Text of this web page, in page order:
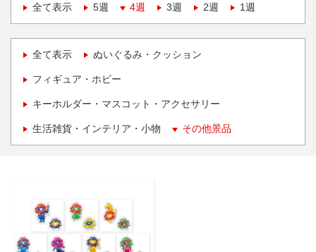
全て表示
5週 4週 3週 2週 1週
全て表示 ぬいぐるみ・クッション
フィギュア・ホビー
キーホルダー・マスコット・アクセサリー
生活雑貨・インテリア・小物 その他景品